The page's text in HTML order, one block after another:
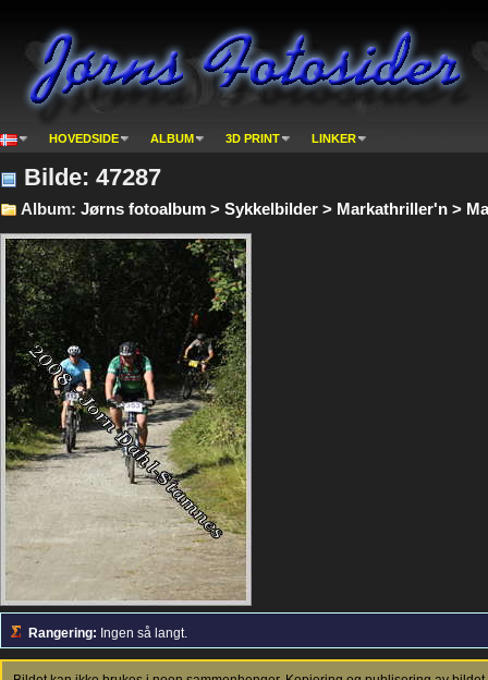
HOVEDSIDE ALBUM 3D PRINT LINKER
Bilde: 47287
Album: Jørns fotoalbum > Sykkelbilder > Markathriller'n >
Rangering: Ingen så langt.